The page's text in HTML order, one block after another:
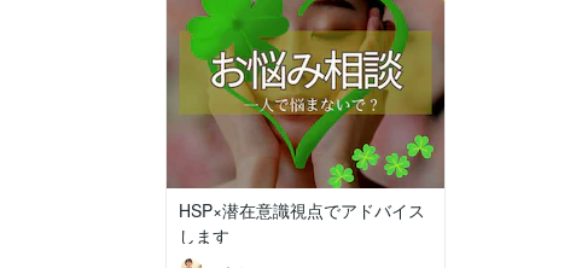
HSP×潜在意識視点でアドバイス
します